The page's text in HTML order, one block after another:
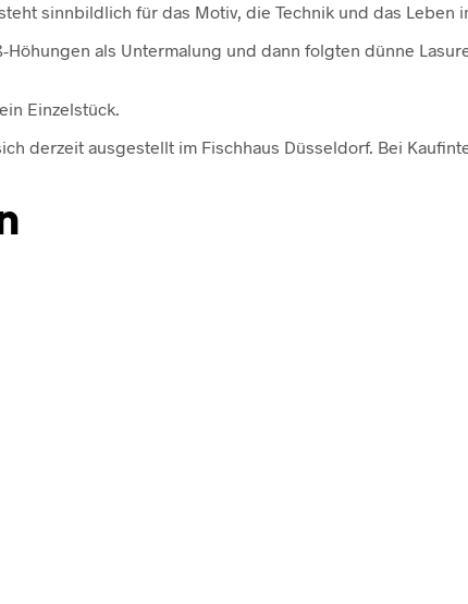
sinnbildlich für das Motiv, die Technik und das Leben
als Untermalung und dann folgten dünne
Einzelstück.
derzeit ausgestellt im Fischhaus Düsseldorf. Bei